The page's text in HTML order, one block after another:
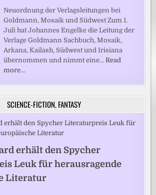
Neuordnung der Verlagsleitungen bei
Goldmann, Mosaik und Südwest Zum 1.
Juli hat Johannes Engelke die Leitung der
Verlage Goldmann Sachbuch, Mosaik,
Arkana, Kailash, Südwest und Irisiana
übernommen und nimmt eine…Read
more…
SCIENCE-FICTION, FANTASY
erhält den Spycher
Leuk für herausragende
Literatur